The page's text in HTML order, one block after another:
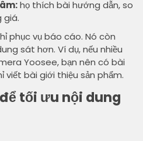
họ thích bài hướng dẫn, so
giá.
phục vụ báo cáo. Nó còn
sát hơn. Ví dụ, nếu nhiều
Yoosee, bạn nên có bài
viết bài giới thiệu sản phẩm.
tối ưu nội dung